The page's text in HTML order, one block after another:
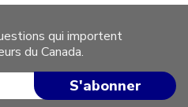
qui importent
du Canada.